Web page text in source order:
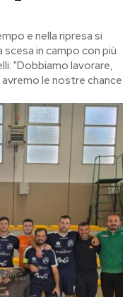
e nella ripresa si
in campo con più
"Dobbiamo lavorare,
le nostre chance